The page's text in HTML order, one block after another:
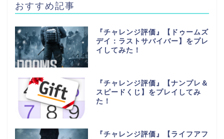
おすすめ記事
『チャレンジ評価』【ドゥームズ
デイ：ラストサバイバー】をプレ
イしてみた！
『チャレンジ評価』【ナンプレ＆
スピードくじ】をプレイしてみ
た！
『チャレンジ評価』【ライフアフ